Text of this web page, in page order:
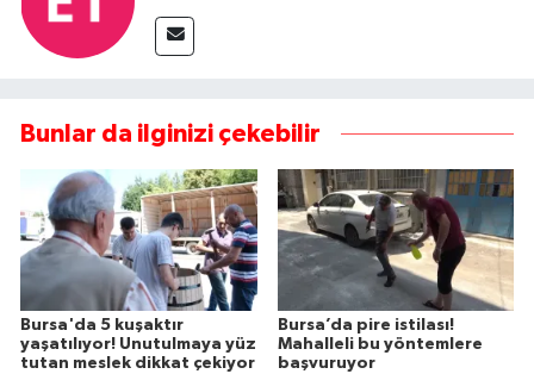
Bunlar da ilginizi çekebilir
Bursa'da 5 kuşaktır
yaşatılıyor! Unutulmaya yüz
tutan meslek dikkat çekiyor
Bursa’da pire istilası!
Mahalleli bu yöntemlere
başvuruyor